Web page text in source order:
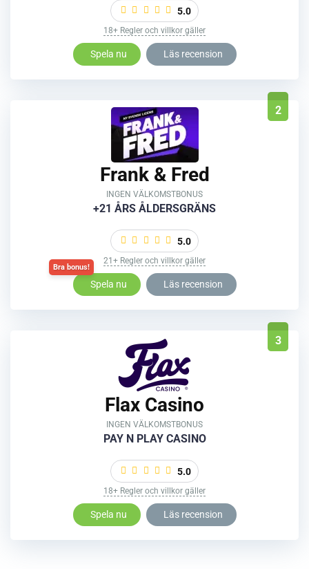
5.0
18+ Regler och villkor gäller
Spela nu Läs recension
2
Frank & Fred
INGEN VÄLKOMSTBONUS
+21 ÅRS ÅLDERSGRÄNS
5.0
21+ Regler och villkor gäller
Spela nu Läs recension
3
Flax Casino
INGEN VÄLKOMSTBONUS
PAY N PLAY CASINO
5.0
18+ Regler och villkor gäller
Spela nu Läs recension